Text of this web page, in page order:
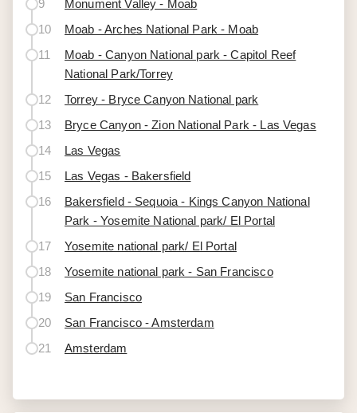
9
Monument Valley - Moab
10
Moab - Arches National Park - Moab
11
Moab - Canyon National park - Capitol Reef
National Park/Torrey
12
Torrey - Bryce Canyon National park
13
Bryce Canyon - Zion National Park - Las Vegas
14
Las Vegas
15
Las Vegas - Bakersfield
16
Bakersfield - Sequoia - Kings Canyon National
Park - Yosemite National park/ El Portal
17
Yosemite national park/ El Portal
18
Yosemite national park - San Francisco
19
San Francisco
20
San Francisco - Amsterdam
21
Amsterdam